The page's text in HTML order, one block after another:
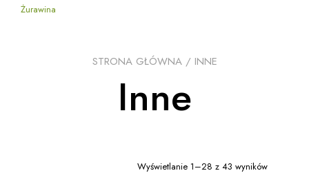
STRONA GŁÓWNA/ INNE
Inne
Wyświetlanie 1–28 z 43 wyników
Żurawina